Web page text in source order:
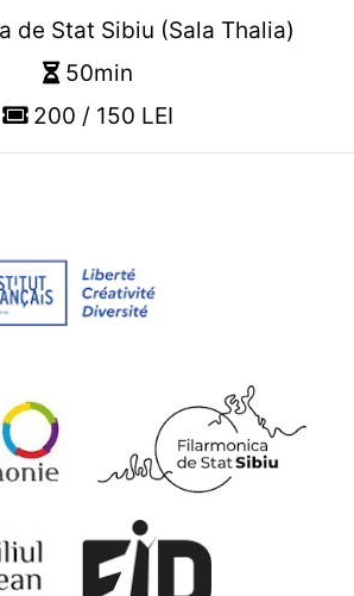
de Stat Sibiu (Sala Thalia)
50min
200 / 150 LEI